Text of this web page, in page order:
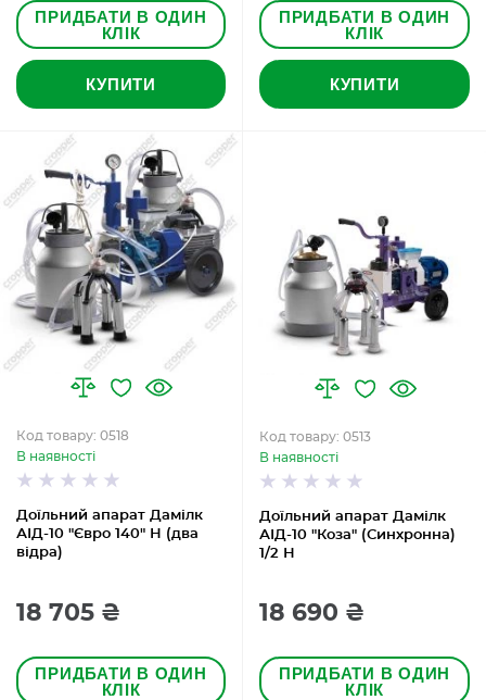
ПРИДБАТИ В ОДИН
КЛІК
КУПИТИ
ПРИДБАТИ В ОДИН
КЛІК
КУПИТИ
Доїльний апарат Дамілк
АІД-10 "Євро 140" Н (два
відра)
Код товару: 0518
В наявності
18 705 ₴
ПРИДБАТИ В ОДИН
КЛІК
Доїльний апарат Дамілк
АІД-10 "Коза" (Синхронна)
1/2 Н
Код товару: 0513
В наявності
18 690 ₴
ПРИДБАТИ В ОДИН
КЛІК